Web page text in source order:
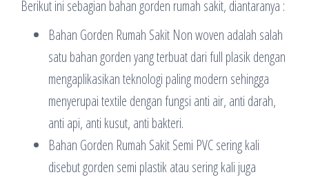
Berikut ini sebagian bahan gorden rumah sakit, diantaranya :
Bahan Gorden Rumah Sakit Non woven adalah salah
satu bahan gorden yang terbuat dari full plasik dengan
mengaplikasikan teknologi paling modern sehingga
menyerupai textile dengan fungsi anti air, anti darah,
anti api, anti kusut, anti bakteri.
Bahan Gorden Rumah Sakit Semi PVC sering kali
disebut gorden semi plastik atau sering kali juga